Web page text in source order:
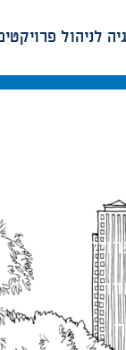
לניהול